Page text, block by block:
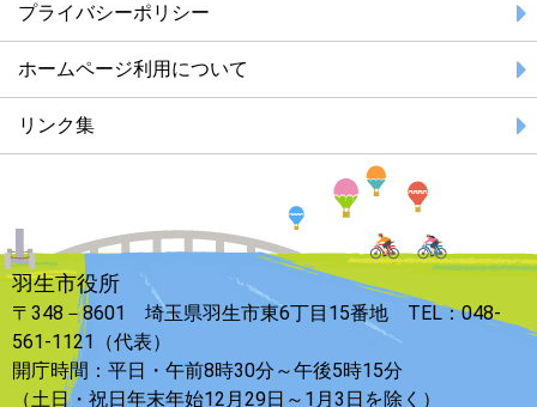
プライバシーポリシー
ホームページ利用について
リンク集
羽生市役所
〒348－8601 埼玉県羽生市東6丁目15番地 TEL：048-
561-1121（代表）
開庁時間：平日・午前8時30分～午後5時15分
（土日・祝日年末年始12月29日～1月3日を除く）